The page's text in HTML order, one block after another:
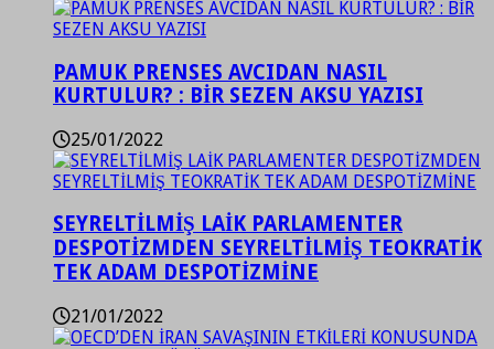
PAMUK PRENSES AVCIDAN NASIL
KURTULUR? : BİR SEZEN AKSU YAZISI
25/01/2022
SEYRELTİLMİŞ LAİK PARLAMENTER
DESPOTİZMDEN SEYRELTİLMİŞ TEOKRATİK
TEK ADAM DESPOTİZMİNE
21/01/2022